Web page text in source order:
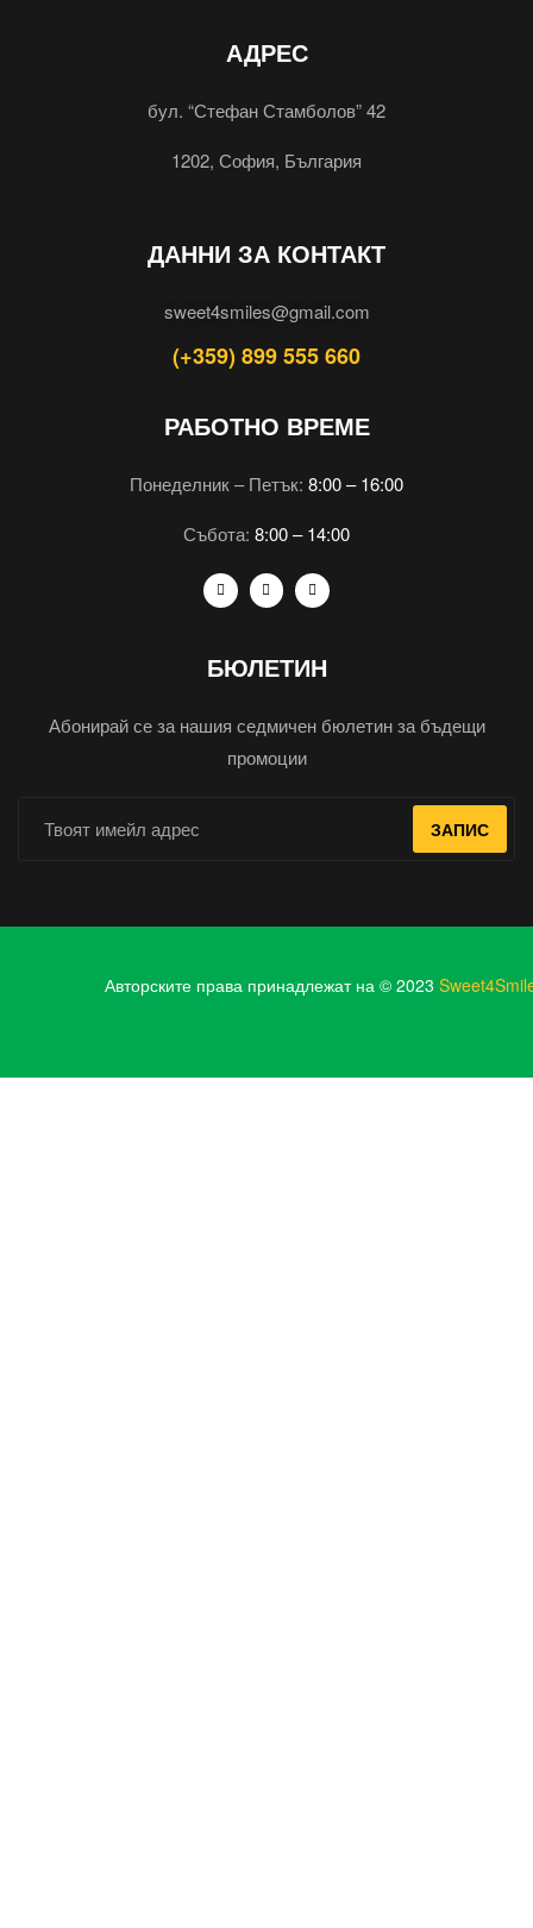
АДРЕС
бул. “Стефан Стамболов” 42
1202, София, България
ДАННИ ЗА КОНТАКТ
sweet4smiles@gmail.com
(+359) 899 555 660
РАБОТНО ВРЕМЕ
Понеделник – Петък: 8:00 – 16:00
Събота: 8:00 – 14:00
БЮЛЕТИН
Абонирай се за нашия седмичен бюлетин за бъдещи
промоции
ЗАПИС
Авторските права принадлежат на © 2023